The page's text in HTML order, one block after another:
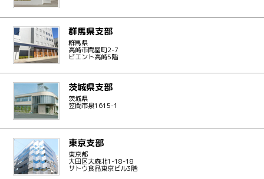
群馬県支部
群馬県
高崎市問屋町2-7
ビエント高崎5階
茨城県支部
茨城県
笠間市泉1615-1
東京支部
東京都
大田区大森北1-18-18
サトウ食品東京ビル3階